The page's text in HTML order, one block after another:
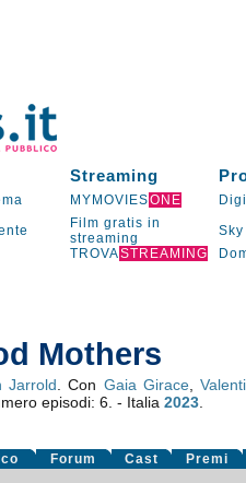
Streaming
MYMOVIESONE
Film gratis in
streaming
Sky
TROVASTREAMING
Mothers
Jarrold . Con Gaia Girace ,
episodi: 6. - Italia 2023.
Forum Cast Premi